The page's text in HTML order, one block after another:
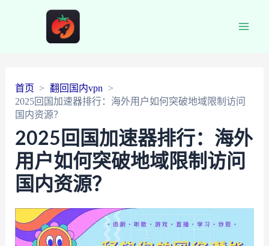
首页
翻回国内vpn
2025回国加速器排行：海外用户如何突破地域限制访问
国内资源？
2025回国加速器排行：海外
用户如何突破地域限制访问
国内资源？